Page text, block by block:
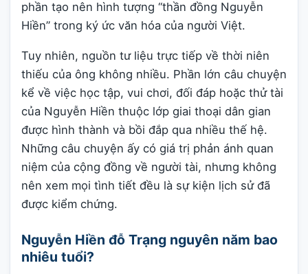
phần tạo nên hình tượng “thần đồng Nguyễn
Hiền” trong ký ức văn hóa của người Việt.
Tuy nhiên, nguồn tư liệu trực tiếp về thời niên
thiếu của ông không nhiều. Phần lớn câu chuyện
kể về việc học tập, vui chơi, đối đáp hoặc thử tài
của Nguyễn Hiền thuộc lớp giai thoại dân gian
được hình thành và bồi đắp qua nhiều thế hệ.
Những câu chuyện ấy có giá trị phản ánh quan
niệm của cộng đồng về người tài, nhưng không
nên xem mọi tình tiết đều là sự kiện lịch sử đã
được kiểm chứng.
Nguyễn Hiền đỗ Trạng nguyên năm bao
nhiêu tuổi?